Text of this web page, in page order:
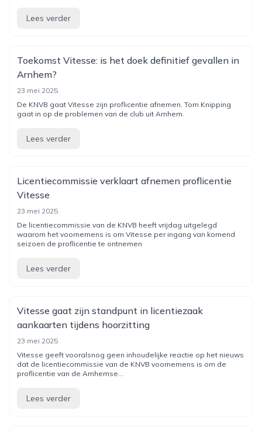
Lees verder
Toekomst Vitesse: is het doek definitief gevallen in
Arnhem?
23 mei 2025
De KNVB gaat Vitesse zijn proflicentie afnemen. Tom Knipping
gaat in op de problemen van de club uit Arnhem.
Lees verder
Licentiecommissie verklaart afnemen proflicentie
Vitesse
23 mei 2025
De licentiecommissie van de KNVB heeft vrijdag uitgelegd
waarom het voornemens is om Vitesse per ingang van komend
seizoen de proflicentie te ontnemen
Lees verder
Vitesse gaat zijn standpunt in licentiezaak
aankaarten tijdens hoorzitting
23 mei 2025
Vitesse geeft vooralsnog geen inhoudelijke reactie op het nieuws
dat de licentiecommissie van de KNVB voornemens is om de
proflicentie van de Arnhemse...
Lees verder